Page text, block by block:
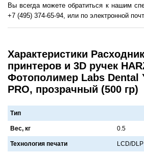
Вы всегда можете обратиться к нашим
+7 (495) 374-65-94, или по электронной
Характеристики
принтеров и 3D ручек
Фотополимер Labs Dental
PRO, прозрачный (500 гр)
Тип
Вес, кг 0.5
Технология печати LCD/DLP